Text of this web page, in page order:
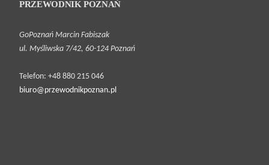
PRZEWODNIK POZNAŃ
GoPoznań Marcin Fabiszak
ul. Myśliwska 7/42, 60-124 Poznań
Telefon: +48 880 215 046
biuro@przewodnikpoznan.pl